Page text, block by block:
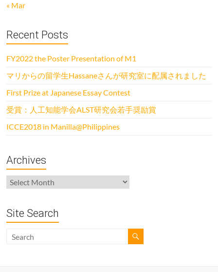
« Mar
Recent Posts
FY2022 the Poster Presentation of M1
マリからの留学生Hassaneさんが研究室に配属されました
First Prize at Japanese Essay Contest
受賞：人工知能学会ALST研究会若手奨励賞
ICCE2018 in Manilla@Philippines
Archives
Archives
Site Search